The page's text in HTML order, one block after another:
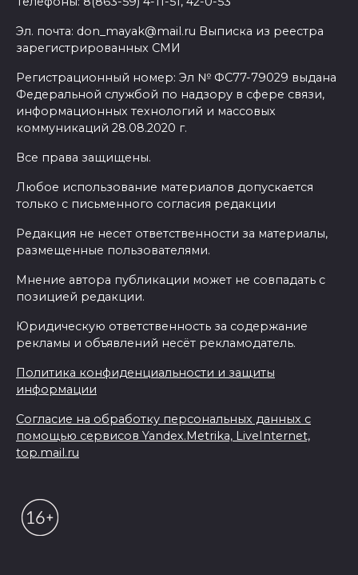
Эл. почта: don_mayak@mail.ru Выписка из реестра
зарегистрированных СМИ
Регистрационный номер: Эл № ФС77-79029 выдана
Федеральной службой по надзору в сфере связи,
информационных технологий и массовых
коммуникаций 28.08.2020 г.
Все права защищены.
Любое использование материалов допускается
только с письменного согласия редакции
Редакция не несет ответственности за материалы,
размещенные пользователями.
Мнение автора публикации может не совпадать с
позицией редакции.
Юридическую ответственность за содержание
рекламы и объявлений несёт рекламодатель.
Политика конфиденциальности и защиты
информации
Согласие на обработку персональных данных с
помощью сервисов Yandex.Metrika, LiveInternet,
top.mail.ru